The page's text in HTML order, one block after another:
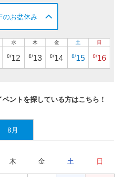
のお盆休み
水
8/12
木
8/13
金
8/14
土
8/15
日
8/16
ントを探している方はこちら！
8月
木 金 土 日